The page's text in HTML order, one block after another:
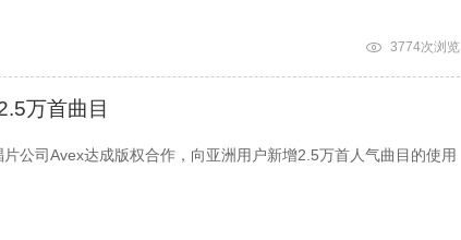
3774次浏览
万首曲目
公司Avex达成版权合作，向亚洲用户新增2.5万首人气曲目的使用